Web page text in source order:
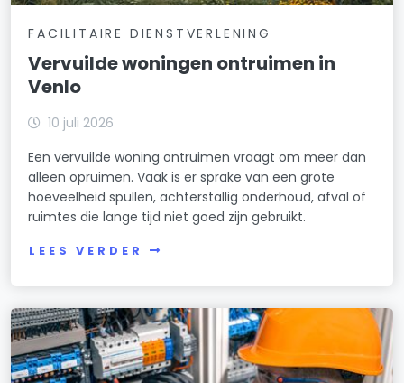
FACILITAIRE DIENSTVERLENING
Vervuilde woningen ontruimen in
Venlo
10 juli 2026
Een vervuilde woning ontruimen vraagt om meer dan
alleen opruimen. Vaak is er sprake van een grote
hoeveelheid spullen, achterstallig onderhoud, afval of
ruimtes die lange tijd niet goed zijn gebruikt.
LEES VERDER